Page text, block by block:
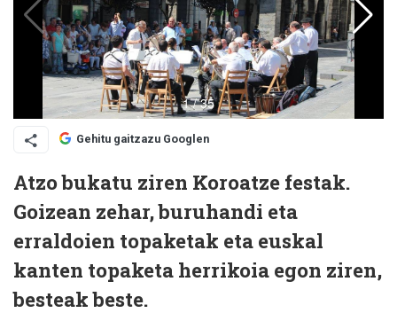
Gehitu gaitzazu Googlen
Atzo bukatu ziren Koroatze festak.
Goizean zehar, buruhandi eta
erraldoien topaketak eta euskal
kanten topaketa herrikoia egon ziren,
besteak beste.